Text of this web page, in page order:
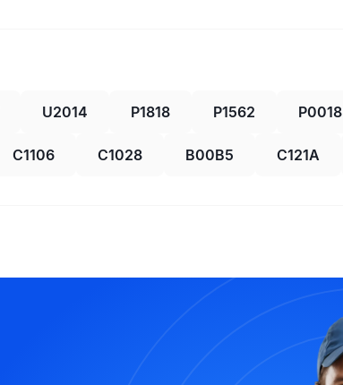
U2014 P1818 P1562 P0018
C1106 C1028 B00B5 C121A